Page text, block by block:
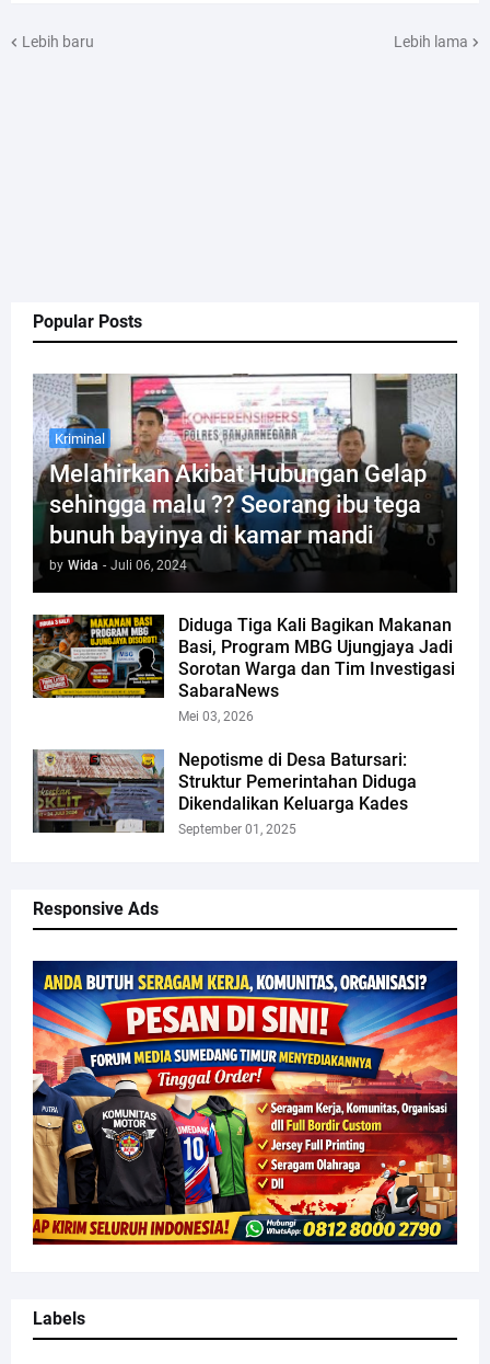
Popular Posts
Kriminal
Melahirkan Akibat Hubungan Gelap
sehingga malu ?? Seorang ibu tega
bunuh bayinya di kamar mandi
by Wida - Juli 06, 2024
Diduga Tiga Kali Bagikan Makanan
Basi, Program MBG Ujungjaya Jadi
Sorotan Warga dan Tim Investigasi
SabaraNews
Mei 03, 2026
Nepotisme di Desa Batursari:
Struktur Pemerintahan Diduga
Dikendalikan Keluarga Kades
September 01, 2025
Responsive Ads
Labels
Lebih baru Lebih lama